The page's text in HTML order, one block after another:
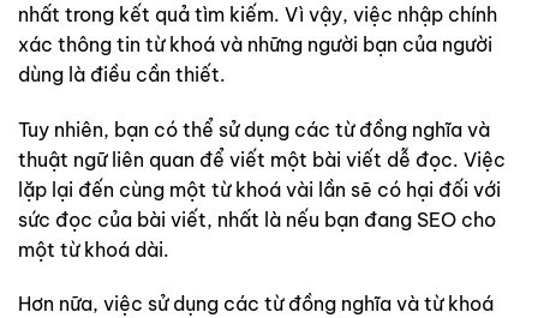
nhất trong kết quả tìm kiếm. Vì vậy, việc nhập chính
xác thông tin từ khoá và những người bạn của người
dùng là điều cần thiết.
Tuy nhiên, bạn có thể sử dụng các từ đồng nghĩa và
thuật ngữ liên quan để viết một bài viết dễ đọc. Việc
lặp lại đến cùng một từ khoá vài lần sẽ có hại đối với
sức đọc của bài viết, nhất là nếu bạn đang SEO cho
một từ khoá dài.
Hơn nữa, việc sử dụng các từ đồng nghĩa và từ khoá